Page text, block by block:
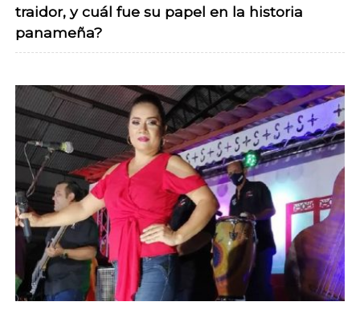
traidor, y cuál fue su papel en la historia
panameña?